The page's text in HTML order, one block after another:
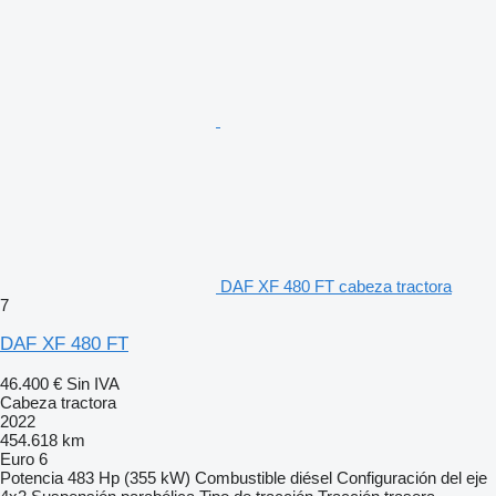
Ejes traseros 2º (semi) remolque: 2o (semi) remolque, sin ejes
Número ejes traseros 2.º remolque/semirremolque: 2o (semi)
Posición del tubo de escape: Tubo de escape horizontal, bajo
Neumático trasero del 2.º remolque/semirremolque: 2o (semi)
Ejes traseros del remolque/semirremolque: 1er (semi)
remolque, 9 toneladas, ejes tras.
Masa máx. conjunto (MMC) conf. a cadena cinemática: MMC
máx. relac. con l. cinem.: 50.000 kg, clase 3
Decoración interior de cabina: Decoración interior cabina negro
Delta
DAF XF 480 FT cabeza tractora
7
DAF XF 480 FT
46.400 € Sin IVA
Cabeza tractora
2022
454.618 km
Euro 6
Potencia 483 Hp (355 kW) Combustible diésel Configuración del eje